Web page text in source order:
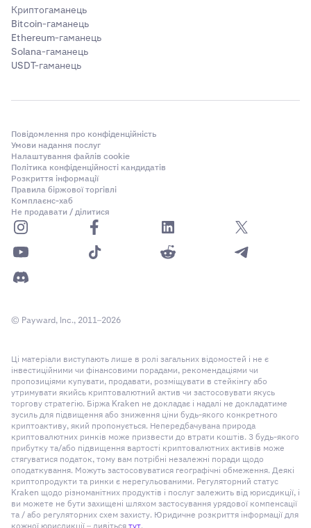
Криптогаманець
Bitcoin-гаманець
Ethereum-гаманець
Solana-гаманець
USDT-гаманець
Повідомлення про конфіденційність
Умови надання послуг
Налаштування файлів cookie
Політика конфіденційності кандидатів
Розкриття інформації
Правила біржової торгівлі
Комплаєнс-хаб
Не продавати / ділитися
© Payward, Inc., 2011–2026
Ці матеріали виступають лише в ролі загальних відомостей і не є
інвестиційними чи фінансовими порадами, рекомендаціями чи
пропозиціями купувати, продавати, розміщувати в стейкінгу або
утримувати якийсь криптовалютний актив чи застосовувати якусь
торгову стратегію. Біржа Kraken не докладає і надалі не докладатиме
зусиль для підвищення або зниження ціни будь-якого конкретного
криптоактиву, який пропонується. Непередбачувана природа
криптовалютних ринків може призвести до втрати коштів. З будь-якого
прибутку та/або підвищення вартості криптовалютних активів може
стягуватися податок, тому вам потрібні незалежні поради щодо
оподаткування. Можуть застосовуватися географічні обмеження. Деякі
криптопродукти та ринки є нерегульованими. Регуляторний статус
Kraken щодо різноманітних продуктів і послуг залежить від юрисдикції, і
ви можете не бути захищені шляхом застосування урядової компенсації
та / або регуляторних схем захисту. Юридичне розкриття інформації для
кожної юрисдикції – дивітьсятут.